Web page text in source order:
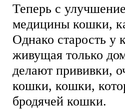
Теперь с
медицины кошки,
Однако старость у
живущая только
делают прививки,
кошки, кошки,
бродячей кошки.